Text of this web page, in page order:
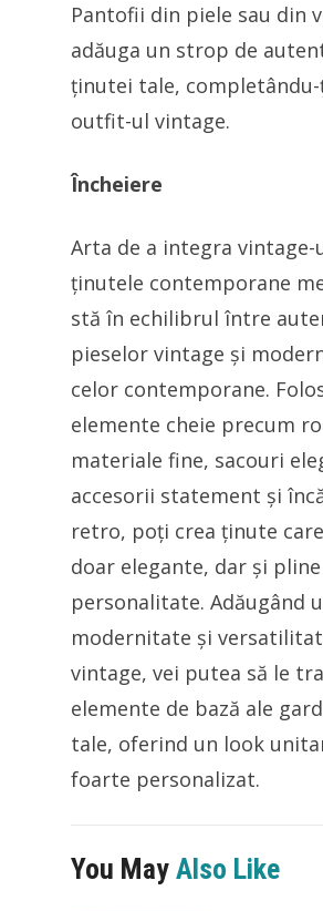
Pantofii din piele sau din
adăuga un strop de
ținutei tale,
outfit-ul vintage.
Încheiere
Arta de a integra vintage-
ținutele contemporane
stă în echilibrul între
pieselor vintage și
celor contemporane.
elemente cheie precum
materiale fine, sacouri
accesorii statement și
retro, poți crea ținute
doar elegante, dar și
personalitate. Adăugând
modernitate și
vintage, vei putea să le
elemente de bază ale
tale, oferind un look
foarte personalizat.
You May Also Like